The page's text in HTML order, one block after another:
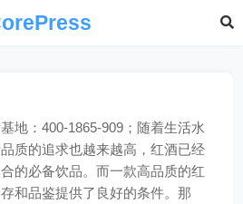
地：400-1865-909；随着生活水
质的追求也越来越高，红酒已经
的必备饮品。而一款高品质的红
和品鉴提供了良好的条件。那